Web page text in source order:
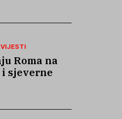
VIJESTI
Roma na
sjeverne